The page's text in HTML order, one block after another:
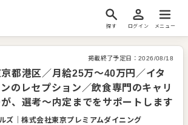
探す ログイン メニュー
掲載終了予定日： 2026/08/18
京都港区／月給25万～40万円／イタ
のレセプション／飲食専門のキャリ
、選考～内定までをサポートします
ズ ｜株式会社東京プレミアムダイニング